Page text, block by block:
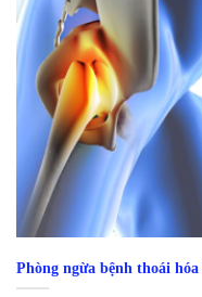
Phòng ngừa bệnh thoái